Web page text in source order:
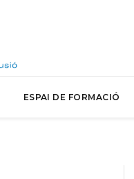
ESPAI DE FORMACIÓ